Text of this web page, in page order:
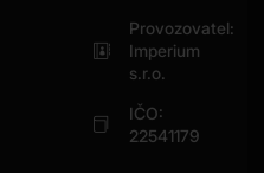
Provozovatel:
Imperium
s.r.o.
IČO:
22541179